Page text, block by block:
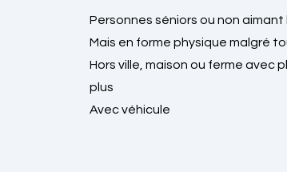
Personnes séniors ou non aimant
Mais en forme physique malgré
Hors ville, maison ou ferme avec
plus
Avec véhicule